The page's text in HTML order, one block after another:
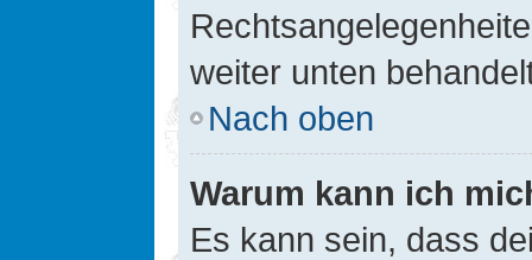
weiter unten
Nach oben
Warum kann ich
Es kann sein, dass